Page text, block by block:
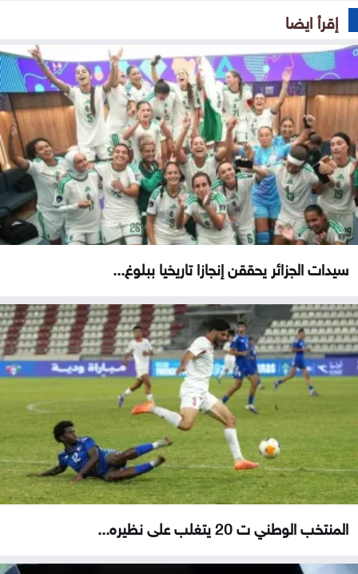
إقرأ ايضا
سيدات الجزائر يحققن إنجازا تاريخيا ببلوغ...
المنتخب الوطني ت 20 يتغلب على نظيره...